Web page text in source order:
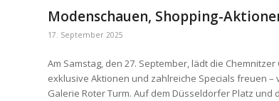
Modenschauen, Shopping-
17. September 2025
Am Samstag, den 27. September, lädt die
exklusive Aktionen und zahlreiche Specials freuen –
Galerie Roter Turm. Auf dem Düsseldorfer Platz